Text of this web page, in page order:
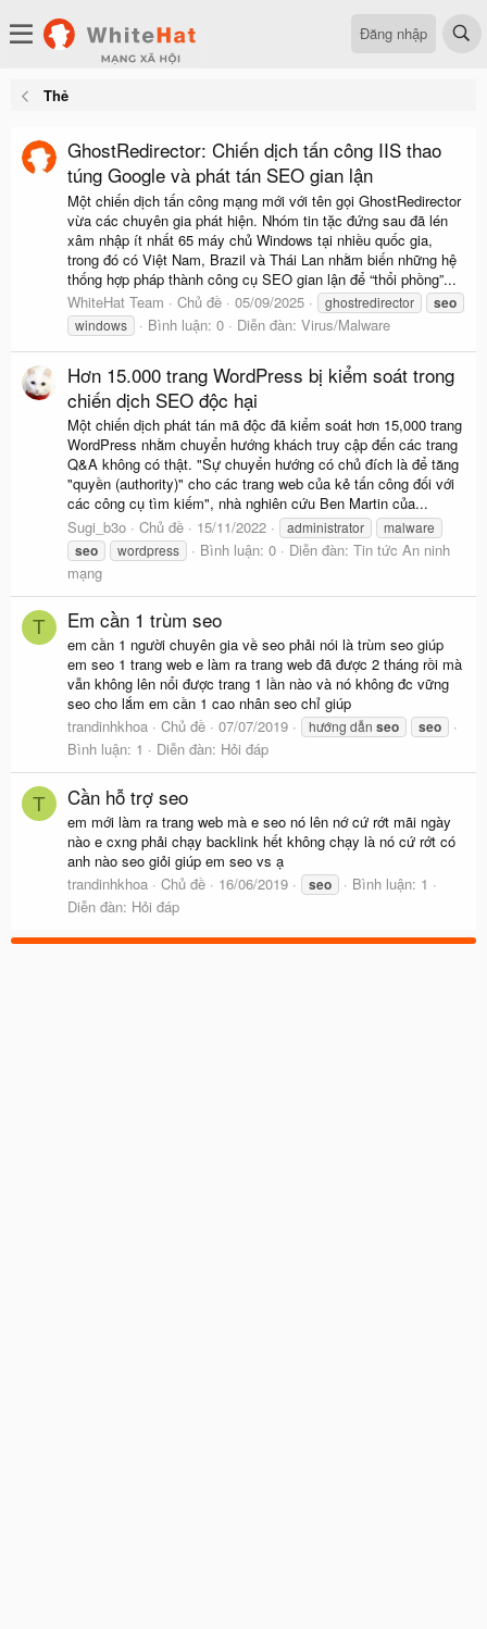
Đăng nhập
Thẻ
GhostRedirector: Chiến dịch tấn công IIS thao
túng Google và phát tán SEO gian lận
Một chiến dịch tấn công mạng mới với tên gọi GhostRedirector
vừa các chuyên gia phát hiện. Nhóm tin tặc đứng sau đã lén
xâm nhập ít nhất 65 máy chủ Windows tại nhiều quốc gia,
trong đó có Việt Nam, Brazil và Thái Lan nhằm biến những hệ
thống hợp pháp thành công cụ SEO gian lận để “thổi phồng”...
WhiteHat Team
Chủ đề 05/09/2025 ghostredirector seo
windows Bình luận: 0 Diễn đàn: Virus/Malware
Hơn 15.000 trang WordPress bị kiểm soát trong
chiến dịch SEO độc hại
Một chiến dịch phát tán mã độc đã kiểm soát hơn 15,000 trang
WordPress nhằm chuyển hướng khách truy cập đến các trang
Q&A không có thật. "Sự chuyển hướng có chủ đích là để tăng
"quyền (authority)" cho các trang web của kẻ tấn công đối với
các công cụ tìm kiếm", nhà nghiên cứu Ben Martin của...
Sugi_b3o
Chủ đề 15/11/2022 administrator malware
seo wordpress Bình luận: 0 Diễn đàn: Tin tức An ninh
mạng
T Em cần 1 trùm seo
em cần 1 người chuyên gia về seo phải nói là trùm seo giúp
em seo 1 trang web e làm ra trang web đã được 2 tháng rồi mà
vẫn không lên nổi được trang 1 lần nào và nó không đc vững
seo cho lắm em cần 1 cao nhân seo chỉ giúp
trandinhkhoa
Chủ đề 07/07/2019 hướng dẫn seo seo
Bình luận: 1 Diễn đàn: Hỏi đáp
T Cần hỗ trợ seo
em mới làm ra trang web mà e seo nó lên nớ cứ rớt mãi ngày
nào e cxng phải chạy backlink hết không chạy là nó cứ rớt có
anh nào seo giỏi giúp em seo vs ạ
trandinhkhoa
Chủ đề 16/06/2019 seo
Bình luận: 1
Diễn đàn: Hỏi đáp